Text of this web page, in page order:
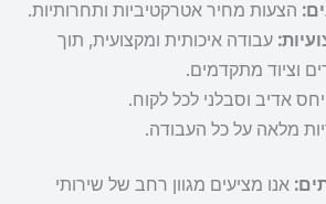
הצעות מחיר אטרקטיביות ותחרותיות.
עבודה איכותית ומקצועית, תוך
וציוד מתקדמים.
יחס אדיב וסבלני לכל לקוח.
מלאה על כל העבודה.
אנו מציעים מגוון רחב של שירותי